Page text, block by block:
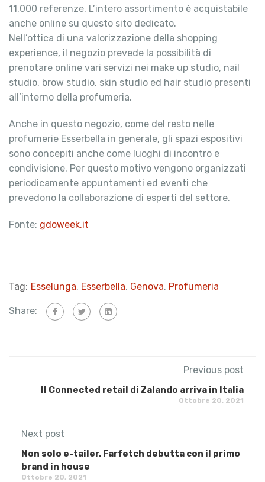
11.000 referenze. L’intero assortimento è acquistabile
anche online su questo sito dedicato.
Nell’ottica di una valorizzazione della shopping
experience, il negozio prevede la possibilità di
prenotare online vari servizi nei make up studio, nail
studio, brow studio, skin studio ed hair studio presenti
all’interno della profumeria.
Anche in questo negozio, come del resto nelle
profumerie Esserbella in generale, gli spazi espositivi
sono concepiti anche come luoghi di incontro e
condivisione. Per questo motivo vengono organizzati
periodicamente appuntamenti ed eventi che
prevedono la collaborazione di esperti del settore.
Fonte: gdoweek.it
Tag: Esselunga, Esserbella, Genova, Profumeria
Share:
Previous post
Il Connected retail di Zalando arriva in Italia
Ottobre 20, 2021
Next post
Non solo e-tailer. Farfetch debutta con il primo
brand in house
Ottobre 20, 2021